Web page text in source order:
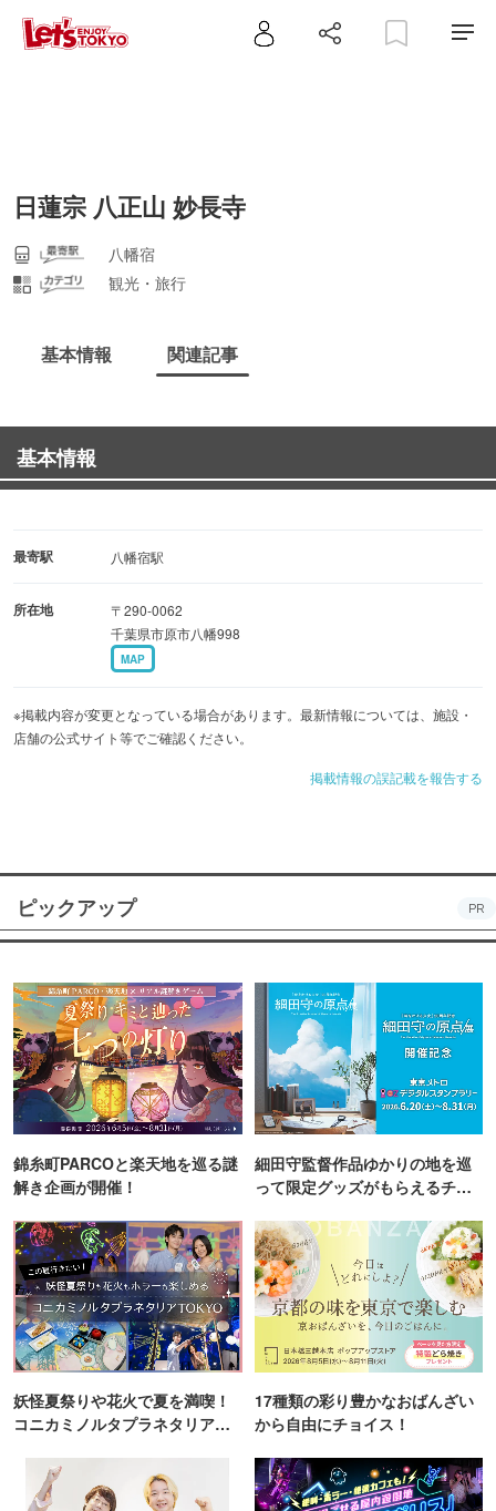
日蓮宗 八正山 妙長寺
八幡宿
観光・旅行
基本情報 関連記事
基本情報
最寄駅 八幡宿駅
所在地
〒290-0062
千葉県市原市八幡998
MAP
※掲載内容が変更となっている場合があります。最新情報については、施設・
店舗の公式サイト等でご確認ください。
掲載情報の誤記載を報告する
ピックアップ PR
錦糸町PARCOと楽天地を巡る謎
解き企画が開催！
細田守監督作品ゆかりの地を巡
って限定グッズがもらえるチャ
妖怪夏祭りや花火で夏を満喫！
コニカミノルタプラネタリア
17種類の彩り豊かなおばんざい
から自由にチョイス！